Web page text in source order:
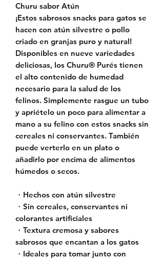
Churu sabor Atún
¡Estos sabrosos snacks para gatos se
hacen con atún silvestre o pollo
criado en granjas puro y natural!
Disponibles en nueve variedades
deliciosas, los Churu® Purés tienen
el alto contenido de humedad
necesario para la salud de los
felinos. Simplemente rasgue un tubo
y apriételo un poco para alimentar a
mano a su felino con estos snacks sin
cereales ni conservantes. También
puede verterlo en un plato o
añadirlo por encima de alimentos
húmedos o secos.
・Hechos con atún silvestre
・Sin cereales, conservantes ni
colorantes artificiales
・Textura cremosa y sabores
sabrosos que encantan a los gatos
・Ideales para tomar junto con